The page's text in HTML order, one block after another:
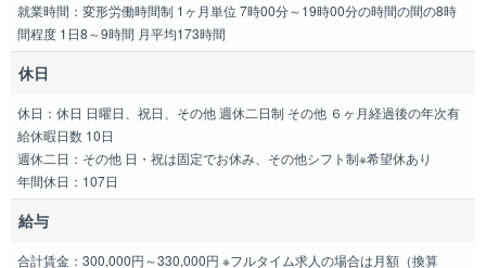
就業時間：変形労働時間制 1ヶ月単位 7時00分～19時00分の時間の間の8時
間程度 1日8～9時間 月平均173時間
休日
休日：休日 日曜日、祝日、その他 週休二日制 その他 ６ヶ月経過後の年次有
給休暇日数 10日
週休二日：その他 日・祝は固定でお休み、その他シフト制※希望休あり
年間休日：107日
給与
合計賃金：300,000円～330,000円 ※フルタイム求人の場合は月額（換算